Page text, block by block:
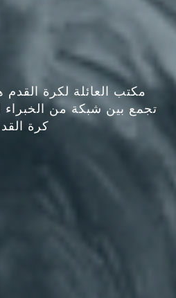
مكتب العائلة لكرة
تجمع بين شبكة من
كرة